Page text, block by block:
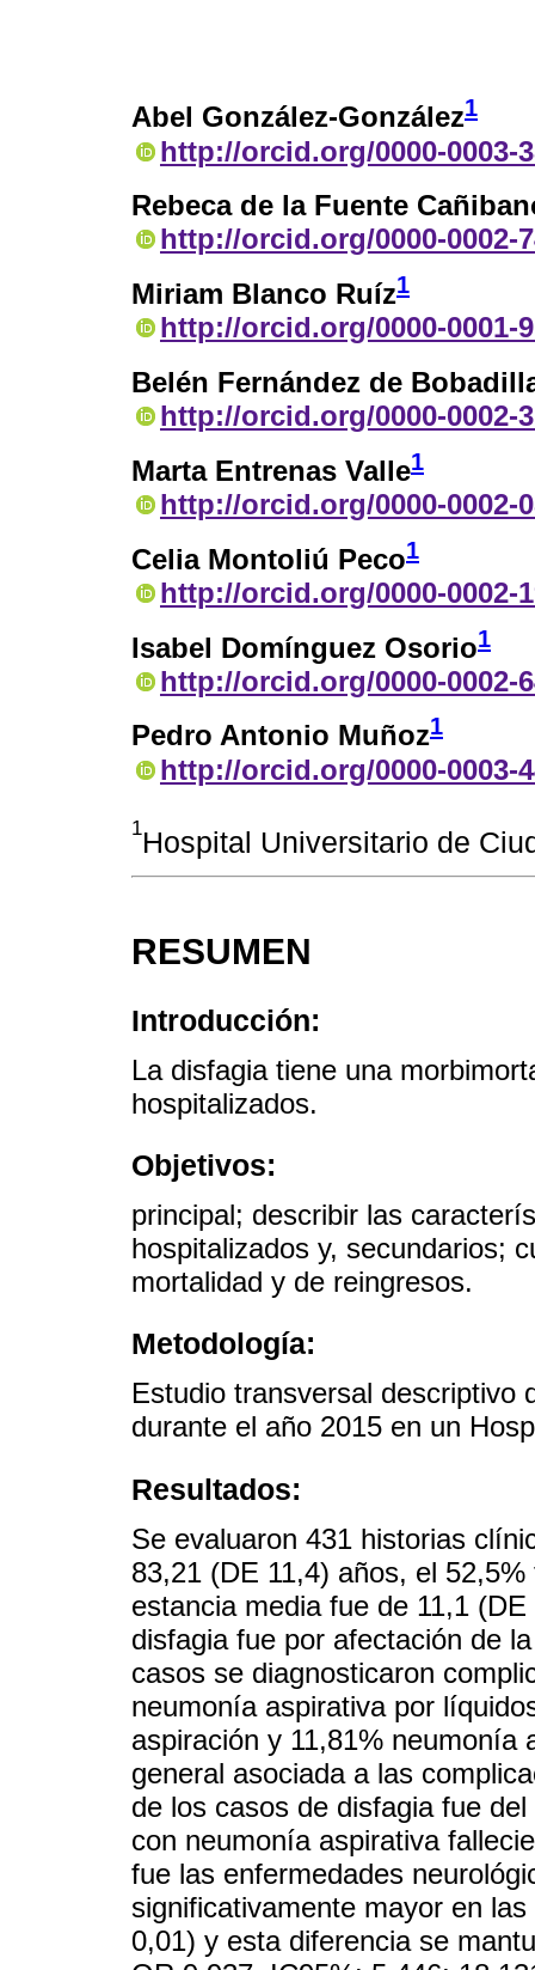
Abel González-González1
http://orcid.org/0000-0003-
Rebeca de la Fuente
http://orcid.org/0000-0002-
Miriam Blanco Ruíz1
http://orcid.org/0000-0001-
Belén Fernández de
http://orcid.org/0000-0002-
Marta Entrenas Valle1
http://orcid.org/0000-0002-
Celia Montoliú Peco1
http://orcid.org/0000-0002-
Isabel Domínguez Osorio1
http://orcid.org/0000-0002-
Pedro Antonio Muñoz1
http://orcid.org/0000-0003-
1Hospital Universitario de
RESUMEN
Introducción:
La disfagia tiene una
hospitalizados.
Objetivos:
principal; describir las
hospitalizados y, secundarios;
mortalidad y de reingresos.
Metodología:
Estudio transversal descriptivo
durante el año 2015 en un
Resultados:
Se evaluaron 431 historias
83,21 (DE 11,4) años, el
estancia media fue de 11,1
disfagia fue por afectación de
casos se diagnosticaron
neumonía aspirativa por
aspiración y 11,81% neumonía
general asociada a las
de los casos de disfagia fue
con neumonía aspirativa
fue las enfermedades
significativamente mayor en
0,01) y esta diferencia se